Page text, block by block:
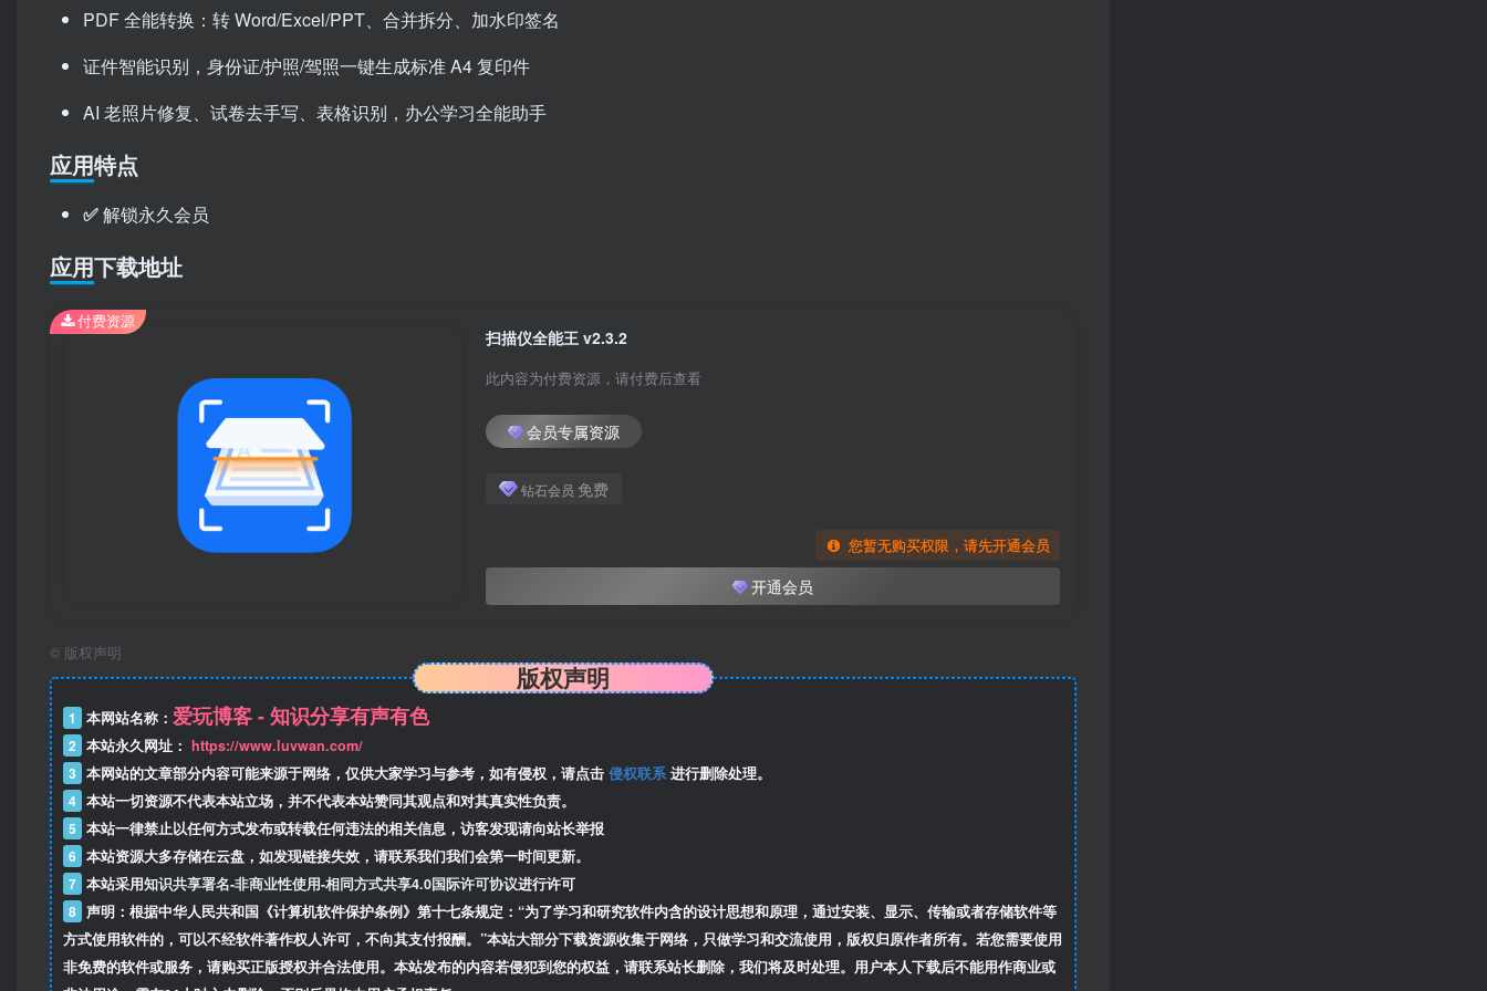
PDF 全能转换：转 Word/Excel/PPT、合并拆分、加水印签名
证件智能识别，身份证/护照/驾照一键生成标准 A4 复印件
AI 老照片修复、试卷去手写、表格识别，办公学习全能助手
应用特点
✅解锁永久会员
应用下载地址
扫描仪全能王 v2.3.2
此内容为付费资源，请付费后查看
会员专属资源
钻石会员 免费
您暂无购买权限，请先开通会员
开通会员
付费资源
© 版权声明
版权声明
1 本网站名称： 爱玩博客 - 知识分享有声有色
2 本站永久网址： https://www.luvwan.com/
3 本网站的文章部分内容可能来源于网络，仅供大家学习与参考，如有侵权，请点击 侵权联系 进行删除处理。
4 本站一切资源不代表本站立场，并不代表本站赞同其观点和对其真实性负责。
5 本站一律禁止以任何方式发布或转载任何违法的相关信息，访客发现请向站长举报
6 本站资源大多存储在云盘，如发现链接失效，请联系我们我们会第一时间更新。
7 本站采用知识共享署名-非商业性使用-相同方式共享4.0国际许可协议进行许可
8 声明：根据中华人民共和国《计算机软件保护条例》第十七条规定：“为了学习和研究软件内含的设计思想和原理，通过安装、显示、传输或者存储软件等
方式使用软件的，可以不经软件著作权人许可，不向其支付报酬。”本站大部分下载资源收集于网络，只做学习和交流使用，版权归原作者所有。若您需要使用
非免费的软件或服务，请购买正版授权并合法使用。本站发布的内容若侵犯到您的权益，请联系站长删除，我们将及时处理。用户本人下载后不能用作商业或